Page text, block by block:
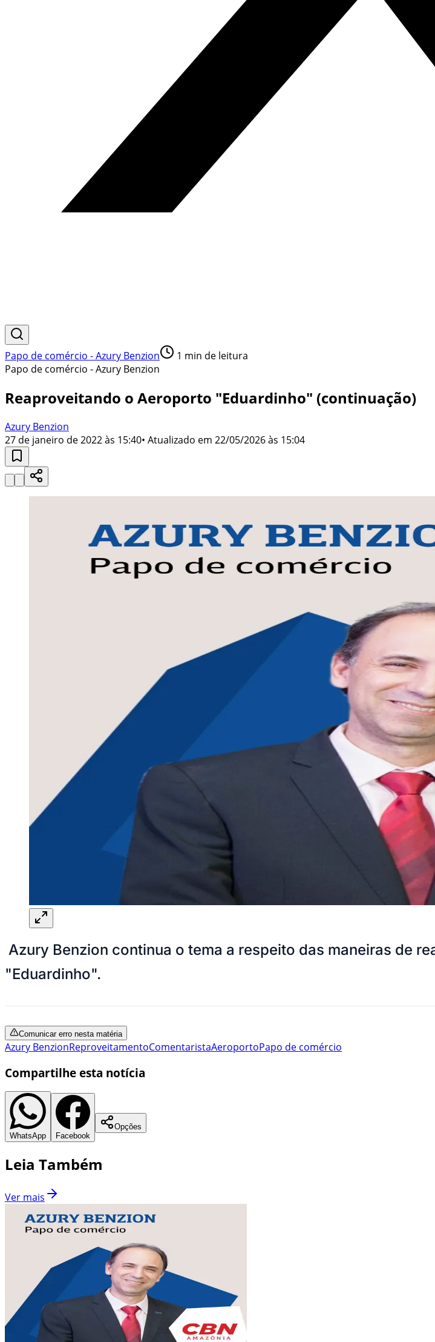
Papo de comércio - Azury Benzion 1 min de leitura
Papo de comércio - Azury Benzion
Reaproveitando o Aeroporto "Eduardinho" (continuação)
Azury Benzion
27 de janeiro de 2022 às 15:40• Atualizado em 22/05/2026 às 15:04
Azury Benzion continua o tema a respeito das maneiras de
"Eduardinho".
Comunicar erro nesta matéria
Azury BenzionReproveitamentoComentaristaAeroportoPapo de comércio
Compartilhe esta notícia
WhatsApp Facebook
Opções
Leia Também
Ver mais